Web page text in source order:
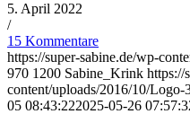
5. April 2022
/
15 Kommentare
https://super-sabine.de/wp-
970 1200 Sabine_Krink https://
content/uploads/2016/10/Logo-
05 08:43:222025-05-26